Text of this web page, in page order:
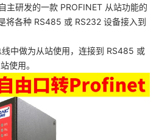
研发的一款 PROFINET 从站功能的
将各种 RS485 或 RS232 设备接入到
中做为从站使用，连接到 RS485 或
使用。